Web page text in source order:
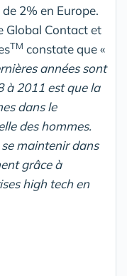
2% en Europe.
Global Contact et
TM constate que «
années sont
à 2011 est que la
dans le
des hommes.
maintenir dans
grâce à
high tech en